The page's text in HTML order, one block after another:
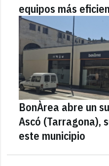
equipos más
BonÀrea abre un
Ascó (Tarragona),
este municipio